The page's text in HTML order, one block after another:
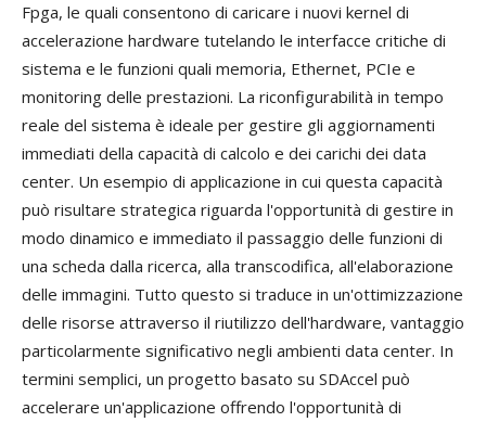
Fpga, le quali consentono di caricare i nuovi kernel di
accelerazione hardware tutelando le interfacce critiche di
sistema e le funzioni quali memoria, Ethernet, PCIe e
monitoring delle prestazioni. La riconfigurabilità in tempo
reale del sistema è ideale per gestire gli aggiornamenti
immediati della capacità di calcolo e dei carichi dei data
center. Un esempio di applicazione in cui questa capacità
può risultare strategica riguarda l'opportunità di gestire in
modo dinamico e immediato il passaggio delle funzioni di
una scheda dalla ricerca, alla transcodifica, all'elaborazione
delle immagini. Tutto questo si traduce in un'ottimizzazione
delle risorse attraverso il riutilizzo dell'hardware, vantaggio
particolarmente significativo negli ambienti data center. In
termini semplici, un progetto basato su SDAccel può
accelerare un'applicazione offrendo l'opportunità di